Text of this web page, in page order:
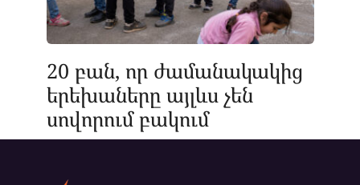
20 բան, որ ժամանակակից
երեխաները այլևս չեն
սովորում բակում